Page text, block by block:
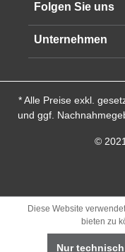
Folgen Sie uns
Unternehmen
* Alle Preise exkl.
und ggf.
©
Diese Website
bieten zu
Nur